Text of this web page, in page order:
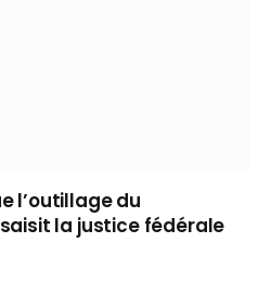
l’outillage du
la justice fédérale